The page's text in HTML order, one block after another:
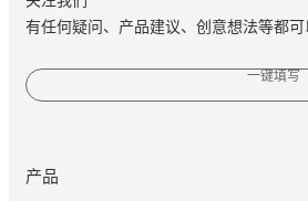
有任何疑问、产品建议、创意想法等都可
一键填写
产品